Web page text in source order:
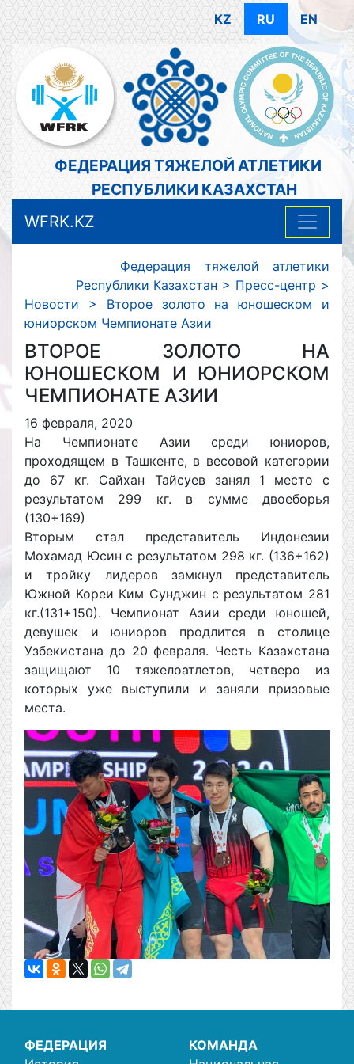
KZ RU EN
ФЕДЕРАЦИЯ ТЯЖЕЛОЙ АТЛЕТИКИ
РЕСПУБЛИКИ КАЗАХСТАН
WFRK.KZ
Федерация тяжелой атлетики
Республики Казахстан > Пресс-центр >
Новости > Второе золото на юношеском и
юниорском Чемпионате Азии
ВТОРОЕ ЗОЛОТО НА
ЮНОШЕСКОМ И ЮНИОРСКОМ
ЧЕМПИОНАТЕ АЗИИ
16 февраля, 2020
На Чемпионате Азии среди юниоров,
проходящем в Ташкенте, в весовой категории
до 67 кг. Сайхан Тайсуев занял 1 место с
результатом 299 кг. в сумме двоеборья
(130+169)
Вторым стал представитель Индонезии
Мохамад Юсин с результатом 298 кг. (136+162)
и тройку лидеров замкнул представитель
Южной Кореи Ким Сунджин с результатом 281
кг.(131+150). Чемпионат Азии среди юношей,
девушек и юниоров продлится в столице
Узбекистана до 20 февраля. Честь Казахстана
защищают 10 тяжелоатлетов, четверо из
которых уже выступили и заняли призовые
места.
ФЕДЕРАЦИЯ
КОМАНДА